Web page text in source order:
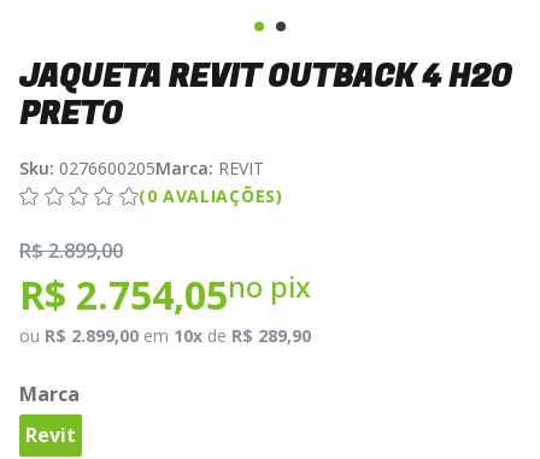
JAQUETA REVIT OUTBACK 4 H2O
PRETO
Sku: 0276600205Marca: REVIT
(0 AVALIAÇÕES)
R$ 2.899,00
R$ 2.754,05no pix
ou R$ 2.899,00 em 10x de R$ 289,90
Marca
Revit